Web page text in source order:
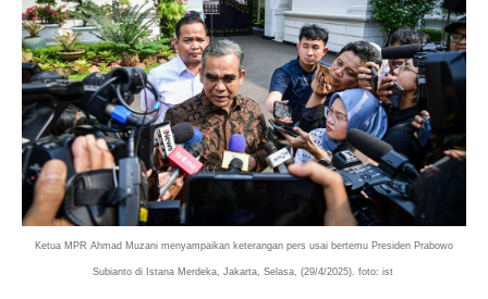
Ketua MPR Ahmad Muzani menyampaikan keterangan pers usai bertemu Presiden Prabowo
Subianto di Istana Merdeka, Jakarta, Selasa, (29/4/2025). foto: ist